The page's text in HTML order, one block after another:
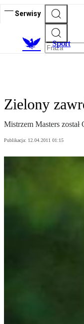
Serwisy
Sport
Zielony
Mistrzem Masters
Publikacja: 12.04.2011 01:15